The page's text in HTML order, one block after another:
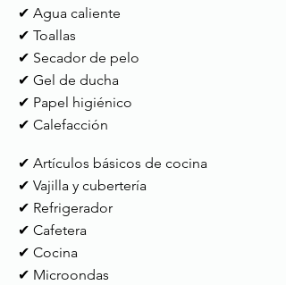
✔ Agua caliente
✔ Toallas
✔ Secador de pelo
✔ Gel de ducha
✔ Papel higiénico
✔ Calefacción
✔ Artículos básicos de cocina
✔ Vajilla y cubertería
✔ Refrigerador
✔ Cafetera
✔ Cocina
✔ Microondas